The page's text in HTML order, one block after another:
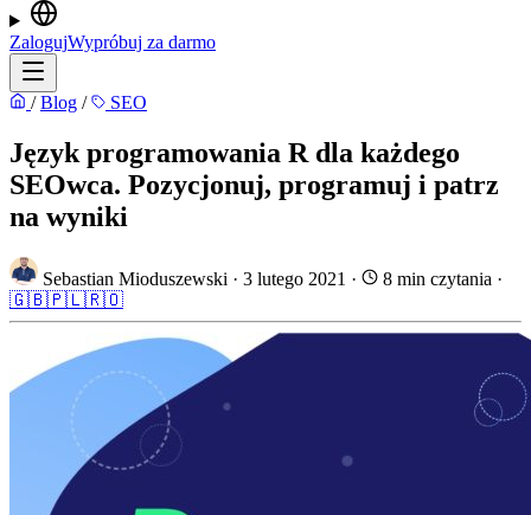
ZalogujWypróbuj za darmo
/ Blog / SEO
Język programowania R dla każdego
SEOwca. Pozycjonuj, programuj i patrz
na wyniki
Sebastian Mioduszewski · 3 lutego 2021 · 8 min czytania ·
🇬🇧🇵🇱🇷🇴